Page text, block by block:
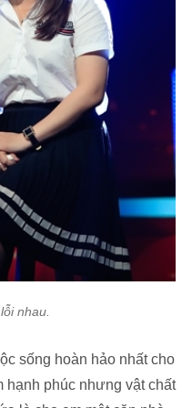
nhau.
sống hoàn hảo nhất cho
hạnh phúc nhưng vật chất